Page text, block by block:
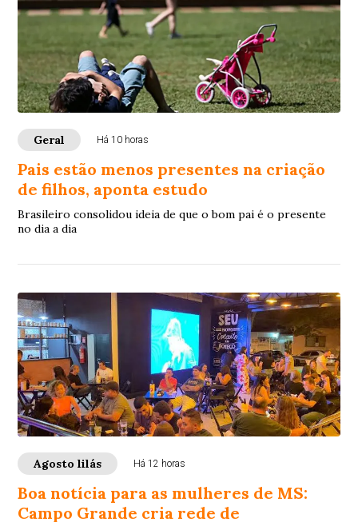
Geral Há 10 horas
Pais estão menos presentes na criação
de filhos, aponta estudo
Brasileiro consolidou ideia de que o bom pai é o presente
no dia a dia
Agosto lilás Há 12 horas
Boa notícia para as mulheres de MS:
Campo Grande cria rede de